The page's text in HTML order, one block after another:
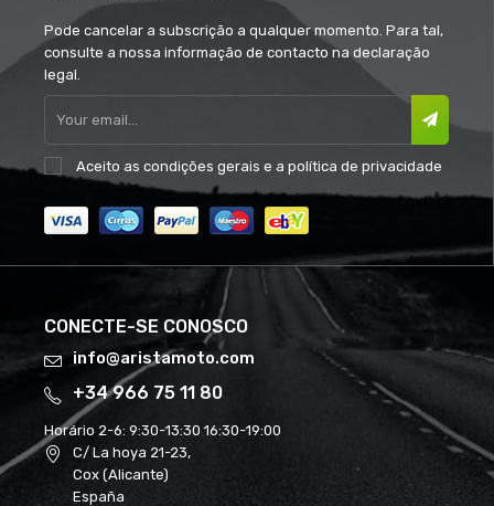
Pode cancelar a subscrição a qualquer momento. Para tal,
consulte a nossa informação de contacto na declaração
legal.
Aceito as condições gerais e a política de privacidade
CONECTE-SE CONOSCO
info@aristamoto.com
+34 966 75 11 80
Horário 2-6: 9:30-13:30 16:30-19:00
C/ La hoya 21-23,
Cox (Alicante)
España